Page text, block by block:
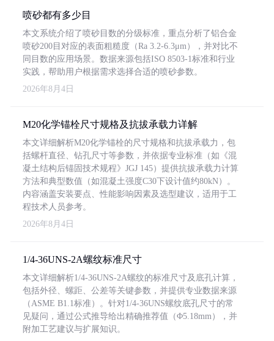
喷砂都有多少目
本文系统介绍了喷砂目数的分级标准，重点分析了铝合金
喷砂200目对应的表面粗糙度（Ra 3.2-6.3μm），并对比不
同目数的应用场景。数据来源包括ISO 8503-1标准和行业
实践，帮助用户根据需求选择合适的喷砂参数。
2026年8月4日
M20化学锚栓尺寸规格及抗拔承载力详解
本文详细解析M20化学锚栓的尺寸规格和抗拔承载力，包
括螺杆直径、钻孔尺寸等参数，并依据专业标准（如《混
凝土结构后锚固技术规程》JGJ 145）提供抗拔承载力计算
方法和典型数值（如混凝土强度C30下设计值约80kN）。
内容涵盖安装要点、性能影响因素及选型建议，适用于工
程技术人员参考。
2026年8月4日
1/4-36UNS-2A螺纹标准尺寸
本文详细解析1/4-36UNS-2A螺纹的标准尺寸及底孔计算，
包括外径、螺距、公差等关键参数，并提供专业数据来源
（ASME B1.1标准）。针对1/4-36UNS螺纹底孔尺寸的常
见疑问，通过公式推导给出精确推荐值（Φ5.18mm），并
附加工艺建议与扩展知识。